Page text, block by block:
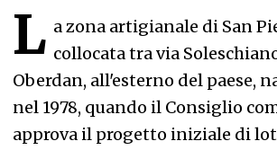
L a zona artigianale di San
collocata tra via
Oberdan, all'esterno del paese,
nel 1978, quando il Consiglio
approva il progetto iniziale di